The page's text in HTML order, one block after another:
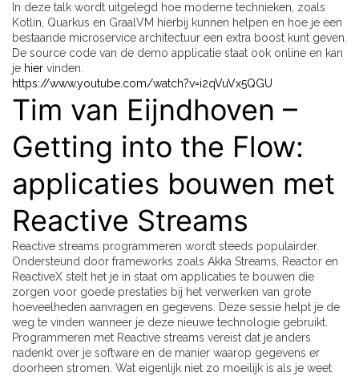
In deze talk wordt uitgelegd hoe moderne technieken, zoals
Kotlin, Quarkus en GraalVM hierbij kunnen helpen en hoe je een
bestaande microservice architectuur een extra boost kunt geven.
De source code van de demo applicatie staat ook online en kan
je hier vinden.
https://www.youtube.com/watch?v=i2qVuVx5QGU
Tim van Eijndhoven –
Getting into the Flow:
applicaties bouwen met
Reactive Streams
Reactive streams programmeren wordt steeds populairder.
Ondersteund door frameworks zoals Akka Streams, Reactor en
ReactiveX stelt het je in staat om applicaties te bouwen die
zorgen voor goede prestaties bij het verwerken van grote
hoeveelheden aanvragen en gegevens. Deze sessie helpt je de
weg te vinden wanneer je deze nieuwe technologie gebruikt.
Programmeren met Reactive streams vereist dat je anders
nadenkt over je software en de manier waarop gegevens er
doorheen stromen. Wat eigenlijk niet zo moeilijk is als je weet